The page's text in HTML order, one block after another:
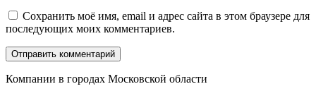
Сохранить моё имя, email и адрес сайта в этом браузере для
последующих моих комментариев.
Компании в городах Московской области